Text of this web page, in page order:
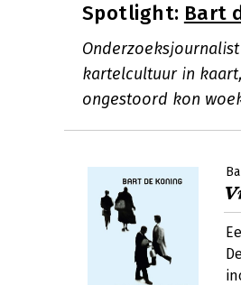
Spotlight: Bart
kartelcultuur in
ongestoord kon